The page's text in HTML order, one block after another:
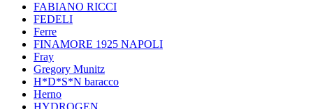
FABIANO RICCI
FEDELI
Ferre
FINAMORE 1925 NAPOLI
Fray
Gregory Munitz
H*D*S*N baracco
Herno
HYDROGEN